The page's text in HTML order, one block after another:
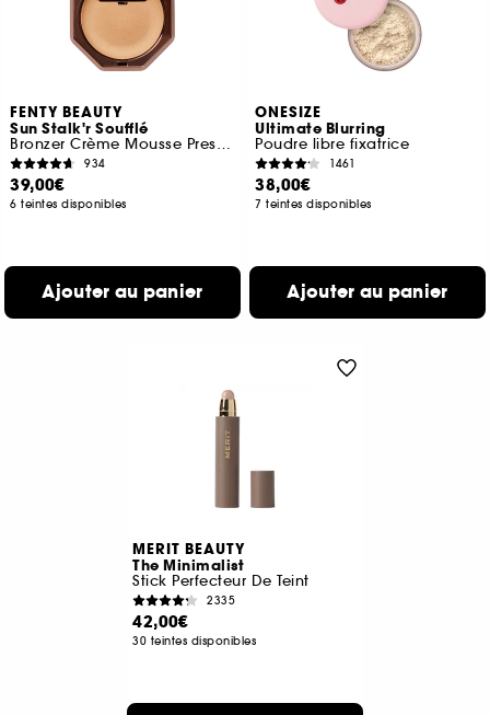
FENTY BEAUTY
Sun Stalk'r Soufflé
Bronzer Crème Mousse Pressée
934
39,00€
6 teintes disponibles
Ajouter au panier
ONESIZE
Ultimate Blurring
Poudre libre fixatrice
1461
38,00€
7 teintes disponibles
Ajouter au panier
MERIT BEAUTY
The Minimalist
Stick Perfecteur De Teint
2335
42,00€
30 teintes disponibles